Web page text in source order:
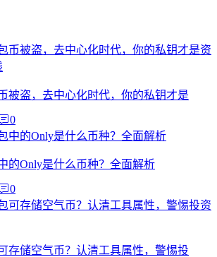
被盗，去中心化时代，你的私钥才是
0
的Only是什么币种？全面解析
0
存储空气币？认清工具属性，警惕投